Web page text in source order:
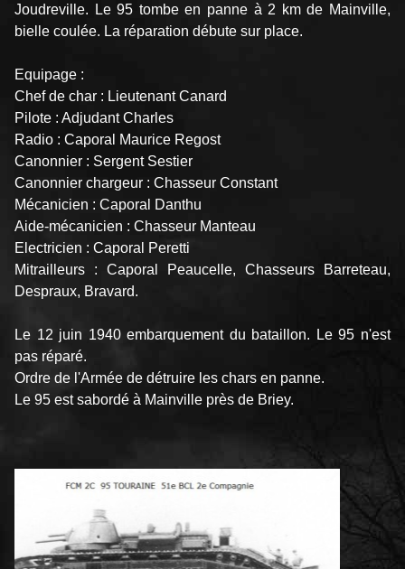
Joudreville. Le 95 tombe en panne à 2 km de Mainville,
bielle coulée. La réparation débute sur place.
Equipage :
Chef de char : Lieutenant Canard
Pilote : Adjudant Charles
Radio : Caporal Maurice Regost
Canonnier : Sergent Sestier
Canonnier chargeur : Chasseur Constant
Mécanicien : Caporal Danthu
Aide-mécanicien : Chasseur Manteau
Electricien : Caporal Peretti
Mitrailleurs : Caporal Peaucelle, Chasseurs Barreteau,
Despraux, Bravard.
Le 12 juin 1940 embarquement du bataillon. Le 95 n'est
pas réparé.
Ordre de l'Armée de détruire les chars en panne.
Le 95 est sabordé à Mainville près de Briey.